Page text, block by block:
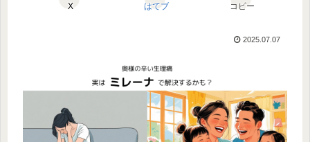
X はてブ コピー
2025.07.07